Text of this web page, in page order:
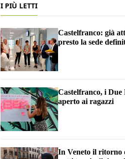
I PIÙ LETTI
Castelfranco: già
presto la sede
Castelfranco, i
aperto ai ragazzi
In Veneto il ritorno